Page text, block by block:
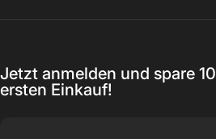
Jetzt anmelden und spare
ersten Einkauf!